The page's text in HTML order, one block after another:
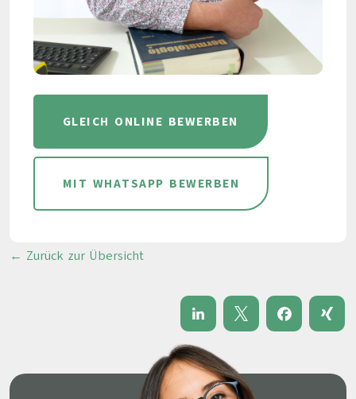
GLEICH ONLINE BEWERBEN
MIT WHATSAPP BEWERBEN
← Zurück zur Übersicht